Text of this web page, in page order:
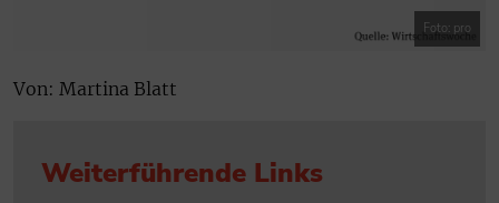
Foto: pro
Von: Martina Blatt
Weiterführende Links